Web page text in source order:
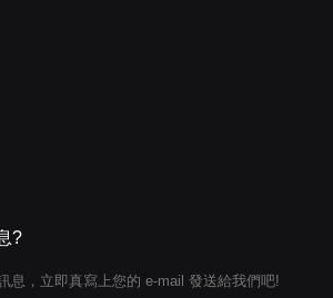
?
息，立即真寫上您的 e-mail 發送給我們吧!